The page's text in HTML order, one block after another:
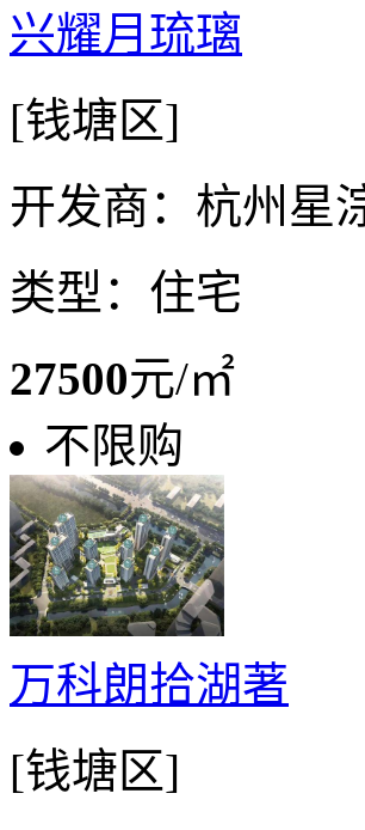
兴耀月琉璃
[钱塘区]
开发商：杭州星
类型：住宅
27500元/㎡
不限购
万科朗拾湖著
[钱塘区]